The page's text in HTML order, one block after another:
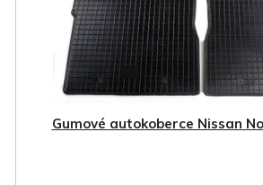
Gumové autokoberce Nissan